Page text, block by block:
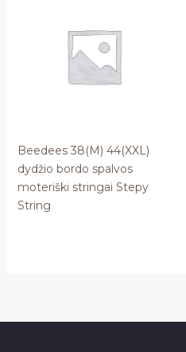
Beedees 38(M) 44(XXL)
dydžio bordo spalvos
moteriški stringai Stepy
String